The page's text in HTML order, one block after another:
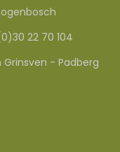
22 70 104
- Padberg